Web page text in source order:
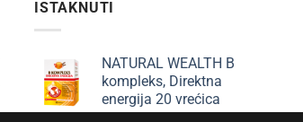
ISTAKNUTI
NATURAL WEALTH B
kompleks, Direktna
energija 20 vrećica